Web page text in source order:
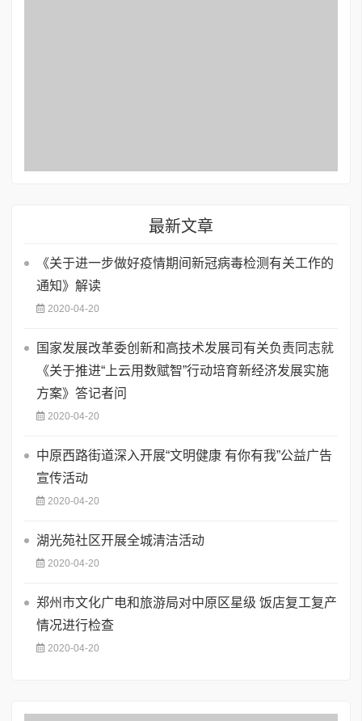
最新文章
《关于进一步做好疫情期间新冠病毒检测有关工作的
通知》解读
2020-04-20
国家发展改革委创新和高技术发展司有关负责同志就
《关于推进“上云用数赋智”行动培育新经济发展实施
方案》答记者问
2020-04-20
中原西路街道深入开展“文明健康 有你有我”公益广告
宣传活动
2020-04-20
湖光苑社区开展全城清洁活动
2020-04-20
郑州市文化广电和旅游局对中原区星级 饭店复工复产
情况进行检查
2020-04-20